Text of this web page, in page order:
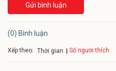
Gửi bình luận
(0) Bình luận
Xếp theo: Thời gian Số người thích